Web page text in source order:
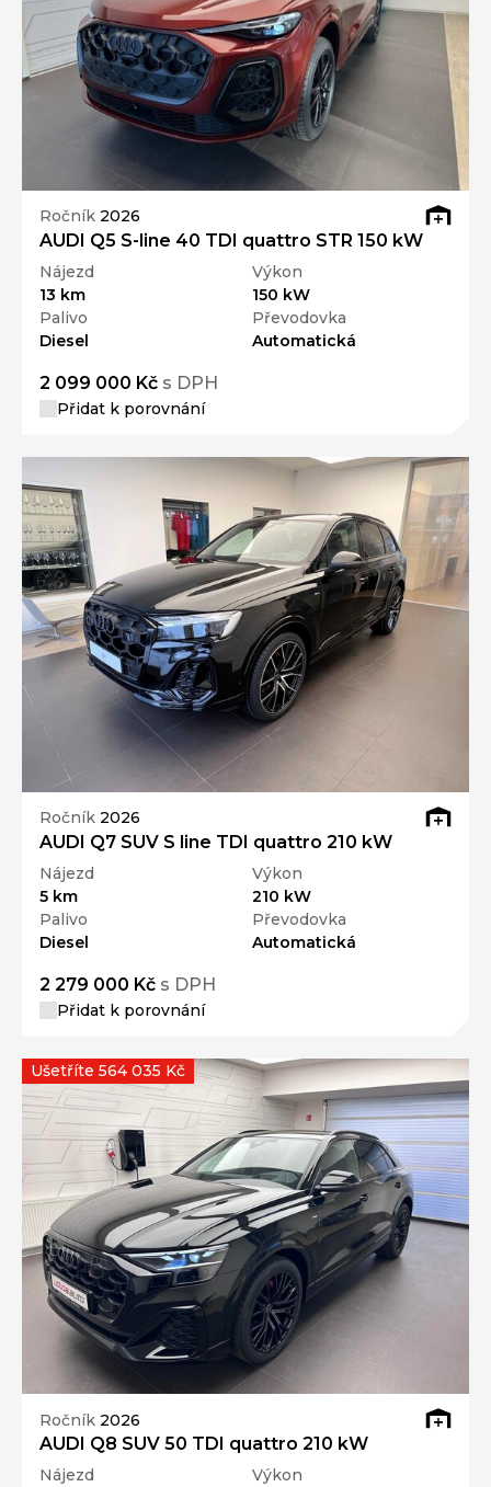
Ročník 2026
AUDI Q5 S-line 40 TDI quattro STR 150 kW
Nájezd
13 km
Výkon
150 kW
Palivo
Diesel
Převodovka
Automatická
2 099 000 Kč s DPH
Přidat k porovnání
Ročník 2026
AUDI Q7 SUV S line TDI quattro 210 kW
Nájezd
5 km
Výkon
210 kW
Palivo
Diesel
Převodovka
Automatická
2 279 000 Kč s DPH
Přidat k porovnání
Ročník 2026
AUDI Q8 SUV 50 TDI quattro 210 kW
Nájezd
Výkon
Ušetříte 564 035 Kč